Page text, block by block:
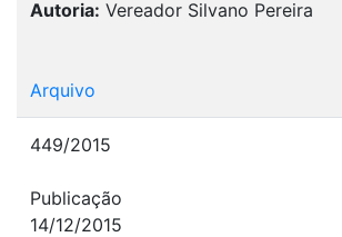
Autoria: Vereador Silvano Pereira
Arquivo
449/2015
Publicação
14/12/2015